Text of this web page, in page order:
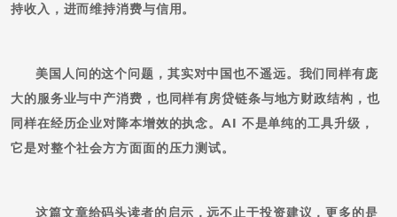
持收入，进而维持消费与信用。
美国人问的这个问题，其实对中国也不遥远。我们同样有庞
大的服务业与中产消费，也同样有房贷链条与地方财政结构，也
同样在经历企业对降本增效的执念。AI 不是单纯的工具升级，
它是对整个社会方方面面的压力测试。
这篇文章给码头读者的启示，远不止于投资建议，更多的是